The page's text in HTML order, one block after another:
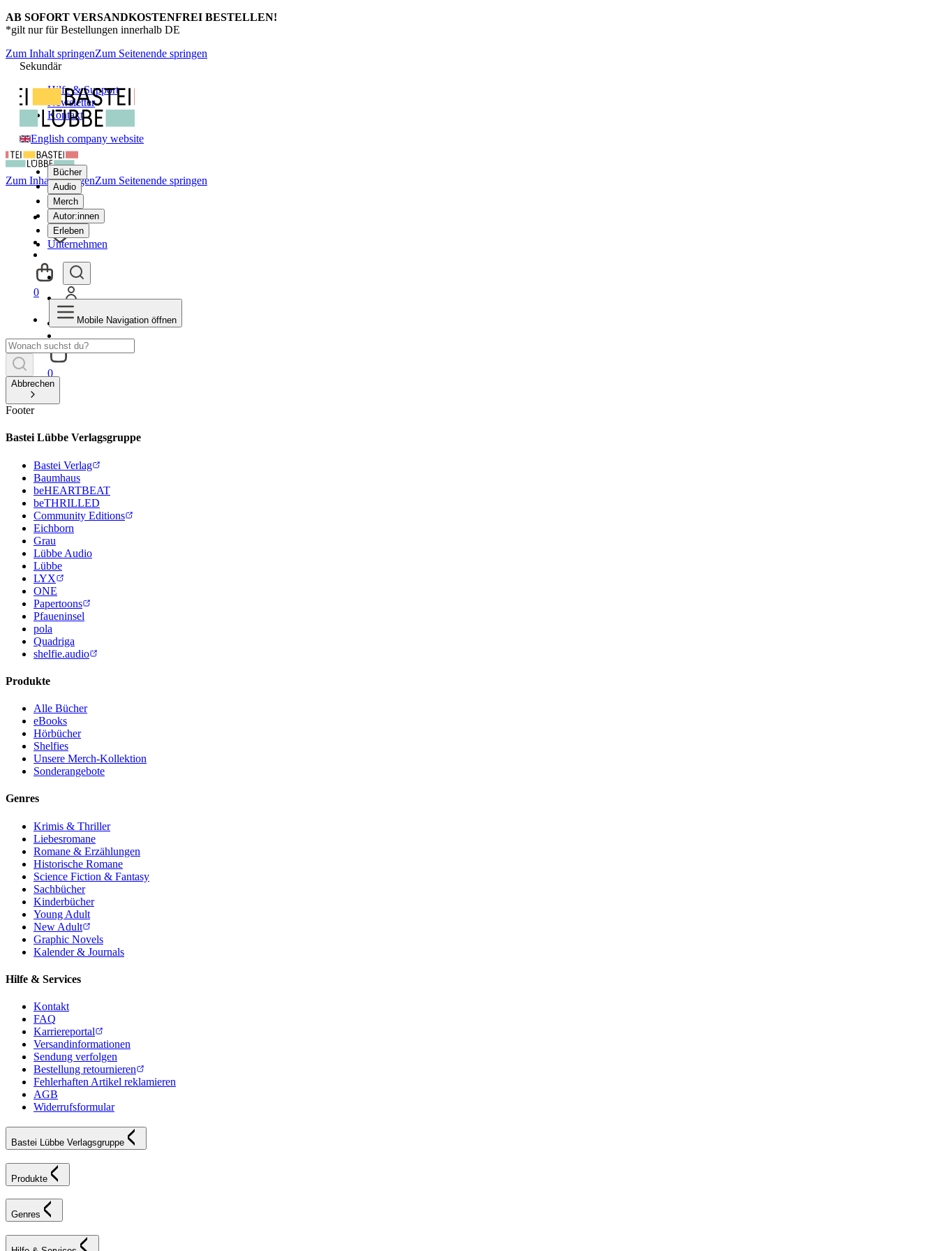
AB SOFORT VERSANDKOSTENFREI BESTELLEN!
*gilt nur für Bestellungen innerhalb DE
Zum Inhalt springenZum Seitenende springen
Sekundär
Hilfe & Support
Newsletter
Kontakt
English company website
Bücher
Audio
Merch
Autor:innen
Erleben
Unternehmen
0
Zum Inhalt springenZum Seitenende springen
0
Mobile Navigation öffnen
Abbrechen
Footer
Bastei Lübbe Verlagsgruppe
Bastei Verlag
Baumhaus
beHEARTBEAT
beTHRILLED
Community Editions
Eichborn
Grau
Lübbe Audio
Lübbe
LYX
ONE
Papertoons
Pfaueninsel
pola
Quadriga
shelfie.audio
Produkte
Alle Bücher
eBooks
Hörbücher
Shelfies
Unsere Merch-Kollektion
Sonderangebote
Genres
Krimis & Thriller
Liebesromane
Romane & Erzählungen
Historische Romane
Science Fiction & Fantasy
Sachbücher
Kinderbücher
Young Adult
New Adult
Graphic Novels
Kalender & Journals
Hilfe & Services
Kontakt
FAQ
Karriereportal
Versandinformationen
Sendung verfolgen
Bestellung retournieren
Fehlerhaften Artikel reklamieren
AGB
Widerrufsformular
Bastei Lübbe Verlagsgruppe
Produkte
Genres